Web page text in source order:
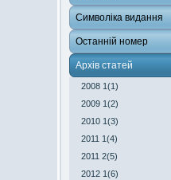
Символіка видання
Останній номер
Архів статей
2008 1(1)
2009 1(2)
2010 1(3)
2011 1(4)
2011 2(5)
2012 1(6)